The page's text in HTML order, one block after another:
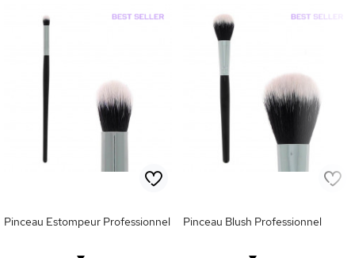
Pinceau Estompeur Professionnel Pinceau Blush Professionnel